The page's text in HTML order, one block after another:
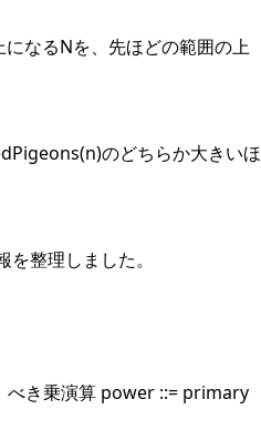
なるNを、先ほどの範囲の上
のどちらか大きいほ
整理しました。
べき乗演算 power ::= primary